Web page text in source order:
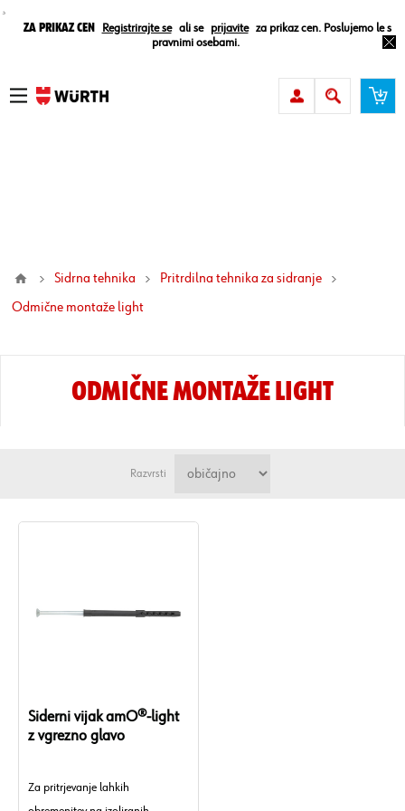
¸
Za prikaz cen Registrirajte se ali se prijavite
za prikaz cen. Poslujemo le s
pravnimi osebami.
Sidrna tehnika
Pritrdilna tehnika za sidranje
odmične montaže light
ODMIČNE MONTAŽE LIGHT
Razvrsti
Siderni vijak amO®-light
z vgrezno glavo
Za pritrjevanje lahkih